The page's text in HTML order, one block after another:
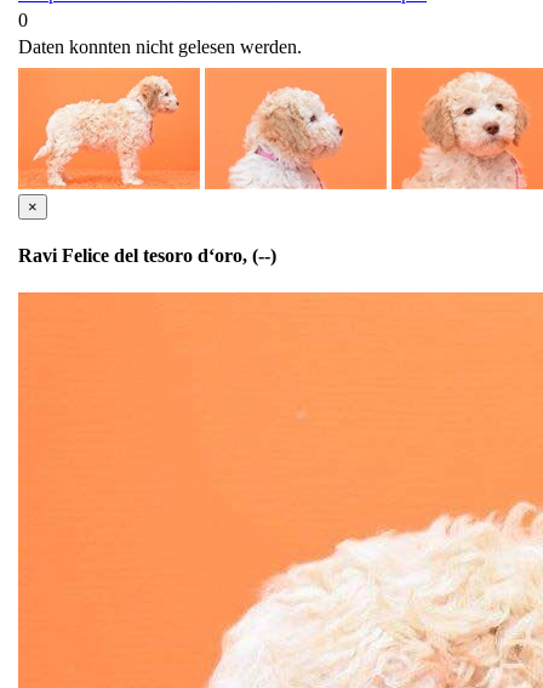
0
Daten konnten nicht gelesen werden.
×
Ravi Felice del tesoro d‘oro, (--)